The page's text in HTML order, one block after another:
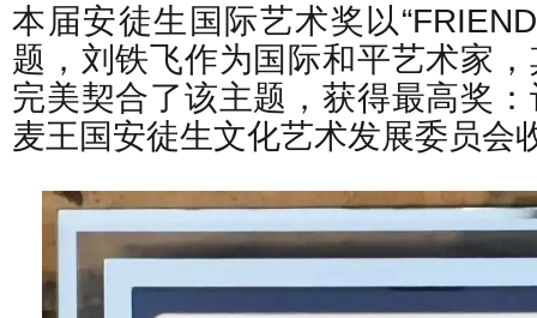
本届安徒生国际艺术奖以
题，刘铁飞作为国际和平艺术家
完美契合了该主题，获得最高奖
麦王国安徒生文化艺术发展委员会